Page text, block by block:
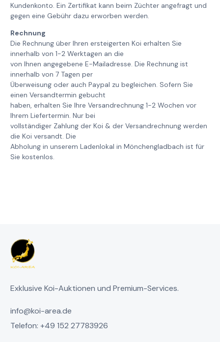
Kundenkonto. Ein Zertifikat kann beim Züchter angefragt und
gegen eine Gebühr dazu erworben werden.
Rechnung
Die Rechnung über Ihren ersteigerten Koi erhalten Sie
innerhalb von 1-2 Werktagen an die
von Ihnen angegebene E-Mailadresse. Die Rechnung ist
innerhalb von 7 Tagen per
Überweisung oder auch Paypal zu begleichen. Sofern Sie
einen Versandtermin gebucht
haben, erhalten Sie Ihre Versandrechnung 1-2 Wochen vor
Ihrem Liefertermin. Nur bei
vollständiger Zahlung der Koi & der Versandrechnung werden
die Koi versandt. Die
Abholung in unserem Ladenlokal in Mönchengladbach ist für
Sie kostenlos.
Exklusive Koi-Auktionen und Premium-Services.
info@koi-area.de
Telefon: +49 152 27783926